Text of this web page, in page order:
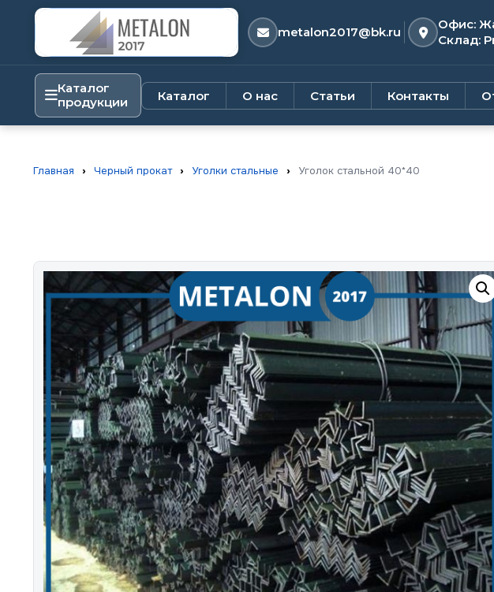
metalon2017@bk.ru
Офис:
Склад:
Каталог
продукции
Каталог О нас Статьи Контакты
Главная › Черный прокат › Уголки стальные › Уголок стальной 40*40